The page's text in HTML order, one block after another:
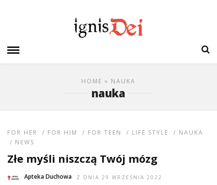
HOME » NAUKA
nauka
FOR HER / FOR HIM / FOR TEEN / LIFE STYLE / NAUKA
/ NEWS
Złe myśli niszczą Twój mózg
Apteka Duchowa Z DNIA 29 WRZEŚNIA 2022